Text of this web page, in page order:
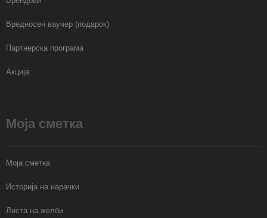
Вредносен ваучер (подарок)
Партнерска програма
Акција
Моја сметка
Моја сметка
Историја на нарачки
Листа на желби